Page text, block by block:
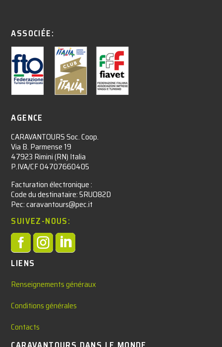
ASSOCIÉE:
AGENCE
CARAVANTOURS Soc. Coop.
Via B. Parmense 19
47923 Rimini (RN) Italia
P.IVA/CF 04707660405
Facturation électronique :​
Code du destinataire: 5RUO82D
Pec: caravantours@pec.it
SUIVEZ-NOUS:

LIENS
Renseignements généraux
Conditions générales
Contacts